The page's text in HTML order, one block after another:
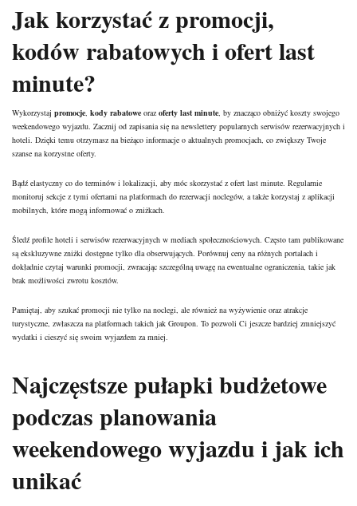
Jak korzystać z promocji,
kodów rabatowych i ofert last
minute?
Wykorzystaj promocje, kody rabatowe oraz oferty last minute, by znacząco obniżyć koszty swojego
weekendowego wyjazdu. Zacznij od zapisania się na newslettery popularnych serwisów rezerwacyjnych i
hoteli. Dzięki temu otrzymasz na bieżąco informacje o aktualnych promocjach, co zwiększy Twoje
szanse na korzystne oferty.
Bądź elastyczny co do terminów i lokalizacji, aby móc skorzystać z ofert last minute. Regularnie
monitoruj sekcje z tymi ofertami na platformach do rezerwacji noclegów, a także korzystaj z aplikacji
mobilnych, które mogą informować o zniżkach.
Śledź profile hoteli i serwisów rezerwacyjnych w mediach społecznościowych. Często tam publikowane
są ekskluzywne zniżki dostępne tylko dla obserwujących. Porównuj ceny na różnych portalach i
dokładnie czytaj warunki promocji, zwracając szczególną uwagę na ewentualne ograniczenia, takie jak
brak możliwości zwrotu kosztów.
Pamiętaj, aby szukać promocji nie tylko na noclegi, ale również na wyżywienie oraz atrakcje
turystyczne, zwłaszcza na platformach takich jak Groupon. To pozwoli Ci jeszcze bardziej zmniejszyć
wydatki i cieszyć się swoim wyjazdem za mniej.
Najczęstsze pułapkibudżetowe
podczas planowania
weekendowego wyjazdu i jak ich
unikać